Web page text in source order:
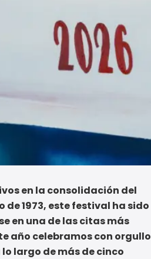
en la consolidación del
1973, este festival ha sido
en una de las citas más
año celebramos con orgullo
largo de más de cinco